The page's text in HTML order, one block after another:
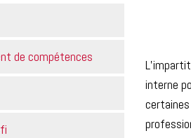
de compétences
interne